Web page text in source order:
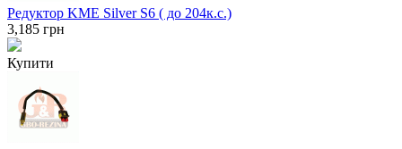
Редуктор KME Silver S6 ( до 204к.с.)
3,185 грн
Купити